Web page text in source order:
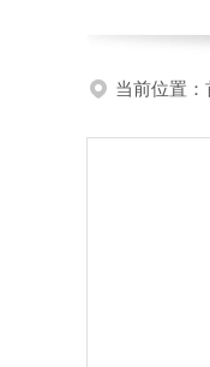
当前位置：